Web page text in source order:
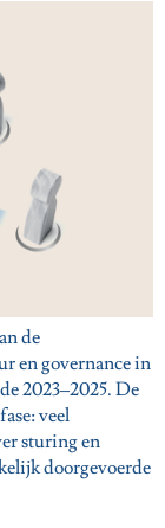
de
en governance in
2023–2025. De
veel
sturing en
doorgevoerde